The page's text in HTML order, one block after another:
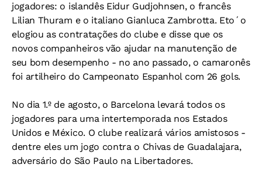
jogadores: o islandês Eidur Gudjohnsen, o francês
Lilian Thuram e o italiano Gianluca Zambrotta. Eto´o
elogiou as contratações do clube e disse que os
novos companheiros vão ajudar na manutenção de
seu bom desempenho - no ano passado, o camaronês
foi artilheiro do Campeonato Espanhol com 26 gols.
No dia 1.º de agosto, o Barcelona levará todos os
jogadores para uma intertemporada nos Estados
Unidos e México. O clube realizará vários amistosos -
dentre eles um jogo contra o Chivas de Guadalajara,
adversário do São Paulo na Libertadores.